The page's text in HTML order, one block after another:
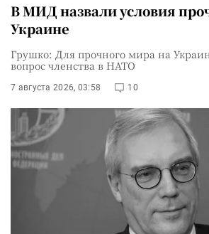
В МИД назвали условия
Украине
Грушко: Для прочного мира на
вопрос членства в НАТО
7 августа 2026, 03:58 10